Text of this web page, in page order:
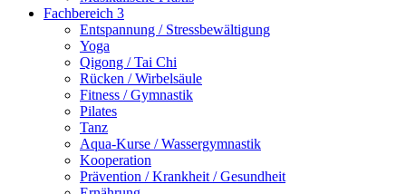
Fachbereich 3
Entspannung / Stressbewältigung
Yoga
Qigong / Tai Chi
Rücken / Wirbelsäule
Fitness / Gymnastik
Pilates
Tanz
Aqua-Kurse / Wassergymnastik
Kooperation
Prävention / Krankheit / Gesundheit